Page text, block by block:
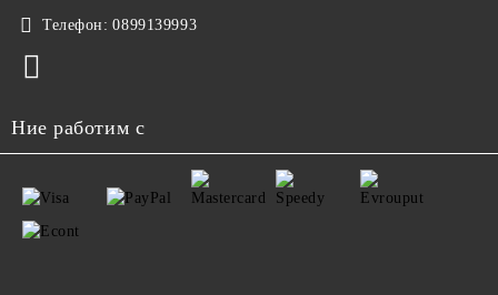
Телефон: 0899139993
Ние работим с